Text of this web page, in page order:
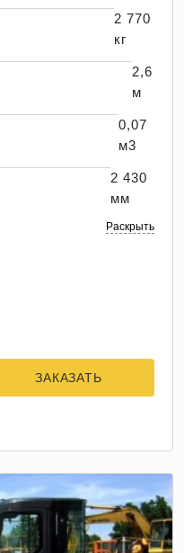
2 770
кг
2,6
м
0,07
м3
2 430
мм
Раскрыть
ЗАКАЗАТЬ